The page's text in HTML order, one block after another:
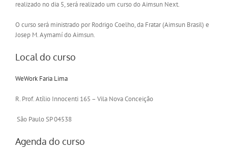
realizado no dia 5, será realizado um curso do Aimsun Next.
O curso será ministrado por Rodrigo Coelho, da Fratar (Aimsun Brasil) e
Josep M. Aymamí do Aimsun.
Local do curso
WeWork Faria Lima
R. Prof. Atílio Innocenti 165 – Vila Nova Conceição
São Paulo SP 04538
Agenda do curso